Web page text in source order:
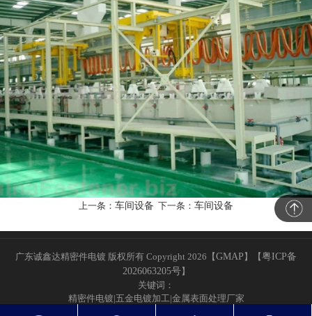
上一条： 车间设备 下一条： 车间设备
广东诚鑫达精密件电镀 版权所有 Copyright 2026【GMAP 】 【粤ICP备
2026063205号】
关键词：
精密件电镀|五金电镀加工|金属表面处理厂家